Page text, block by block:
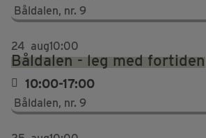
Båldalen, nr. 9
24 aug10:00
Båldalen - leg med fortiden
10:00-17:00
Båldalen, nr. 9